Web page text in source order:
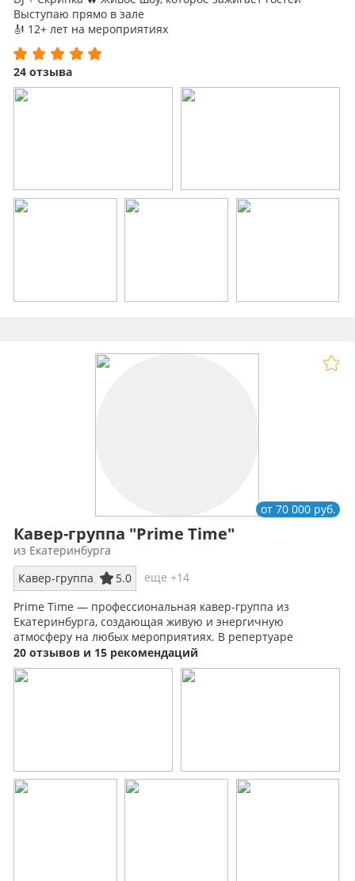
Выступаю прямо в зале
🎻 12+ лет на мероприятиях
💃 Свадьбы, корпоративы, вечеринки
📩 Напишите — пришлю видео и свободные даты
24 отзыва
Кавер-группа "Prime Time"
от 70 000 руб.
из Екатеринбурга
Кавер-группа
5.0
еще +14
Prime Time — профессиональная кавер-группа из
Екатеринбурга, создающая живую и энергичную
атмосферу на любых мероприятиях. В репертуаре
популярные хиты разных стилей и эпох.
20 отзывов и 15 рекомендаций